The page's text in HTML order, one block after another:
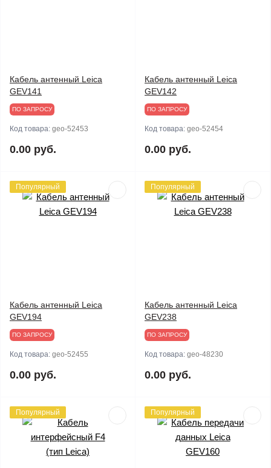
Кабель антенный Leica
GEV141
ПО ЗАПРОСУ
Код товара: geo-52453
0.00 руб.
Кабель антенный Leica
GEV142
ПО ЗАПРОСУ
Код товара: geo-52454
0.00 руб.
Популярный
Кабель антенный Leica
GEV194
ПО ЗАПРОСУ
Код товара: geo-52455
0.00 руб.
Популярный
Кабель антенный Leica
GEV238
ПО ЗАПРОСУ
Код товара: geo-48230
0.00 руб.
Популярный Популярный